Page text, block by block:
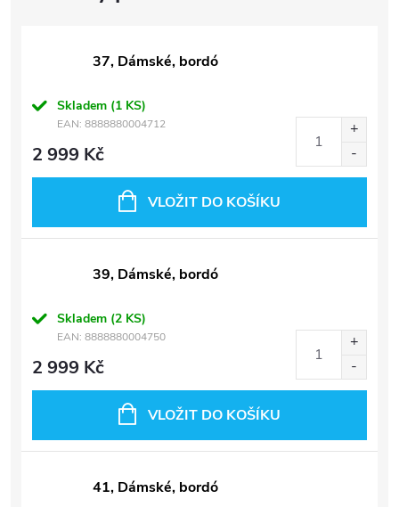
37, Dámské, bordó
Skladem (1 KS)
EAN: 8888880004712
2 999 Kč
VLOŽIT DO KOŠÍKU
39, Dámské, bordó
Skladem (2 KS)
EAN: 8888880004750
2 999 Kč
VLOŽIT DO KOŠÍKU
41, Dámské, bordó